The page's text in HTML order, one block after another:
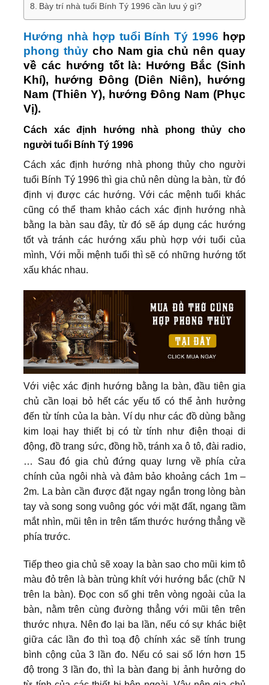
Bày trí nhà tuổi Bính Tý 1996 cần lưu ý gì?
Hướng nhà hợp tuổi Bính Tý 1996 hợp
phong thủycho Nam gia chủ nên quay
về các hướng tốt là: Hướng Bắc (Sinh
Khí), hướng Đông (Diên Niên), hướng
Nam (Thiên Y), hướng Đông Nam (Phục
Vị).
Cách xác định hướng nhà phong thủy cho
người tuổi Bính Tý 1996
Cách xác định hướng nhà phong thủy cho người
tuổi Bính Tý 1996 thì gia chủ nên dùng la bàn, từ đó
định vị được các hướng. Với các mệnh tuổi khác
cũng có thể tham khảo cách xác định hướng nhà
bằng la bàn sau đây, từ đó sẽ áp dụng các hướng
tốt và tránh các hướng xấu phù hợp với tuổi của
mình, Với mỗi mệnh tuổi thì sẽ có những hướng tốt
xấu khác nhau.
Với việc xác định hướng bằng la bàn, đầu tiên gia
chủ cần loại bỏ hết các yếu tố có thể ảnh hưởng
đến từ tính của la bàn. Ví dụ như các đồ dùng bằng
kim loại hay thiết bị có từ tính như điện thoại di
động, đồ trang sức, đồng hồ, tránh xa ô tô, đài radio,
… Sau đó gia chủ đứng quay lưng về phía cửa
chính của ngôi nhà và đảm bảo khoảng cách 1m –
2m. La bàn cần được đặt ngay ngắn trong lòng bàn
tay và song song vuông góc với mặt đất, ngang tầm
mắt nhìn, mũi tên in trên tấm thước hướng thẳng về
phía trước.
Tiếp theo gia chủ sẽ xoay la bàn sao cho mũi kim tô
màu đỏ trên là bàn trùng khít với hướng bắc (chữ N
trên la bàn). Đọc con số ghi trên vòng ngoài của la
bàn, nằm trên cùng đường thẳng với mũi tên trên
thước nhựa. Nên đo lại ba lần, nếu có sự khác biệt
giữa các lần đo thì toạ độ chính xác sẽ tính trung
bình cộng của 3 lần đo. Nếu có sai số lớn hơn 15
độ trong 3 lần đo, thì la bàn đang bị ảnh hưởng do